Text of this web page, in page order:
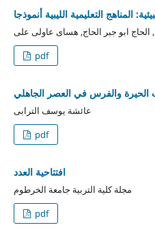
المناهج التعليمية الليبية أنموذجا
الحاج ابو جبر الحاج, هساى عاولى على
pdf
الحيرة والفرس في العصر الجاهلي
عائشة يوسف الترابى
pdf
افتتاحية العدد
مجلة كلية التربية جامعة الخرطوم
pdf